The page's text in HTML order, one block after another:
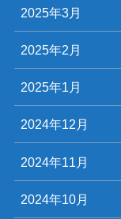
2025年3月
2025年2月
2025年1月
2024年12月
2024年11月
2024年10月